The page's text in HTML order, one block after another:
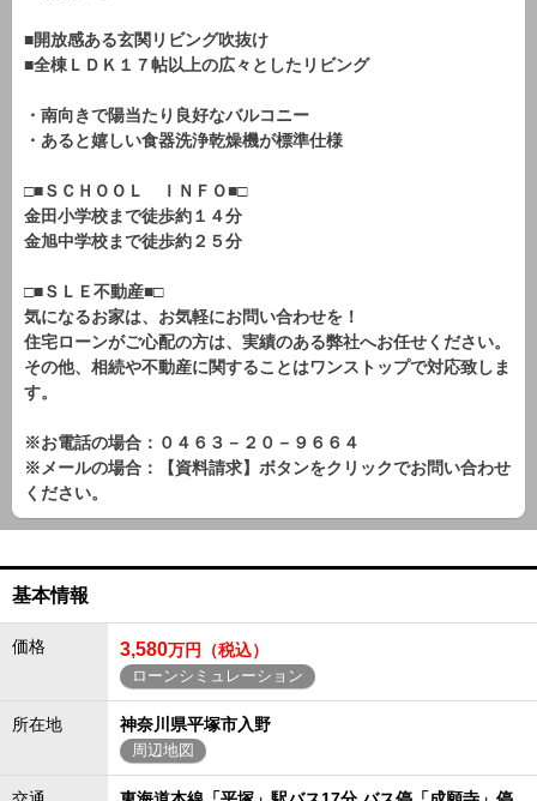
■開放感ある玄関リビング吹抜け
■全棟ＬＤＫ１７帖以上の広々としたリビング
・南向きで陽当たり良好なバルコニー
・あると嬉しい食器洗浄乾燥機が標準仕様
□■ＳＣＨＯＯＬ ＩＮＦＯ■□
金田小学校まで徒歩約１４分
金旭中学校まで徒歩約２５分
□■ＳＬＥ不動産■□
気になるお家は、お気軽にお問い合わせを！
住宅ローンがご心配の方は、実績のある弊社へお任せください。
その他、相続や不動産に関することはワンストップで対応致しま
す。
※お電話の場合：０４６３－２０－９６６４
※メールの場合：【資料請求】ボタンをクリックでお問い合わせ
ください。
基本情報
価格 3,580万円（税込）
ローンシミュレーション
所在地 神奈川県平塚市入野
周辺地図